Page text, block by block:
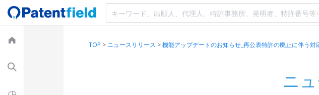
TOP > ニュースリリース >機能アップデートのお知らせ_再公表特許の廃止に伴う対
ニ